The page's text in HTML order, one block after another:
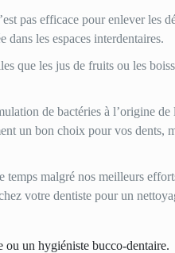
pas efficace pour enlever les
les espaces interdentaires.
que les jus de fruits ou les
de bactéries à l’origine de
un bon choix pour vos dents,
temps malgré nos meilleurs
votre dentiste pour un
ou un hygiéniste bucco-dentaire.